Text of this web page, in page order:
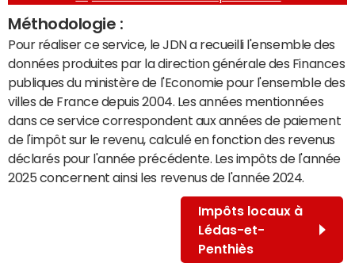
Méthodologie :
Pour réaliser ce service, le JDN a recueilli l'ensemble des
données produites par la direction générale des Finances
publiques du ministère de l'Economie pour l'ensemble des
villes de France depuis 2004. Les années mentionnées
dans ce service correspondent aux années de paiement
de l'impôt sur le revenu, calculé en fonction des revenus
déclarés pour l'année précédente. Les impôts de l'année
2025 concernent ainsi les revenus de l'année 2024.
Impôts locaux à
Lédas-et-
Penthiès